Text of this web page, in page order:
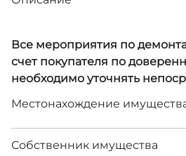
Все мероприятия по
счет покупателя по
необходимо уточнять
Местонахождение
Собственник имущества